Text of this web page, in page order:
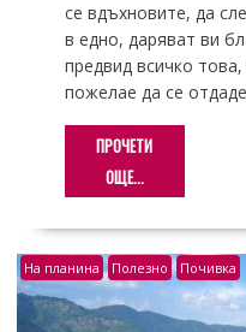
се вдъхновите, да
в едно, даряват ви
предвид всичко
пожелае да се
ПРОЧЕТИ
ОЩЕ...
На планина Полезно Почивка